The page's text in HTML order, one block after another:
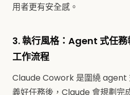
用者更有安全感。
3. 執行風格：Agent 式任
工作流程
Claude Cowork 是圍繞 agent
義好任務後，Claude 會規劃完